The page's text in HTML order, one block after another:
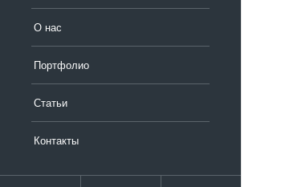
О нас
Портфолио
Статьи
Контакты